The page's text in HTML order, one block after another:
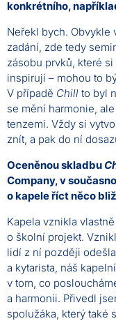
konkrétního,
Neřekl bych. Obvykle
zadání, zde tedy
zásobu prvků, které
inspirují – mohou to
V případě Chill to byl
se mění harmonie,
tenzemi. Vždy si
znít, a pak do ní
Oceněnou skladbu
Company, v
o kapele říct něco
Kapela vznikla
o školní projekt.
lidí z ní později
a kytarista, náš
v tom, co
a harmonii. Přivedl
spolužáka, který také